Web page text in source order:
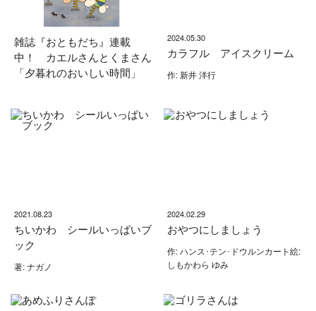
雑誌『おともだち』連載
中！ カエルさんとくまさん
「夕暮れのおいしい時間」
2024.05.30
カラフル アイスクリーム
作: 新井 洋行
2021.08.23
ちいかわ シールいっぱいブ
ック
著: ナガノ
2024.02.29
おやつにしましょう
作: ハンス･テン･ドウルンカート絵:
しもかわら ゆみ